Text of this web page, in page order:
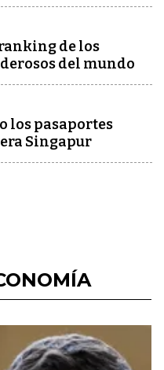
de los
del mundo
los pasaportes
Singapur